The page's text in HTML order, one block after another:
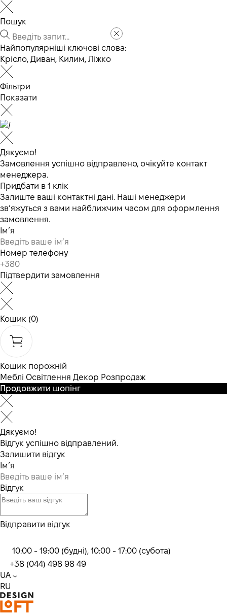
Пошук
Найпопулярніші ключові слова:
Крісло, Диван, Килим, Ліжко
Фільтри
Показати
Дякуємо!
Замовлення успішно відправлено, очікуйте контакт
менеджера.
Придбати в 1 клік
Залиште ваші контактні дані. Наші менеджери
зв’яжуться з вами найближчим часом для оформлення
замовлення.
Ім’я
Номер телефону
Підтвердити замовлення
Кошик (0)
Кошик порожній
Меблі Освітлення Декор Розпродаж
Продовжити шопінг
Дякуємо!
Відгук успішно відправлений.
Залишити відгук
Ім’я
Відгук
Відправити відгук
10:00 - 19:00 (будні), 10:00 - 17:00 (субота)
+38 (044) 498 98 49
UA
RU